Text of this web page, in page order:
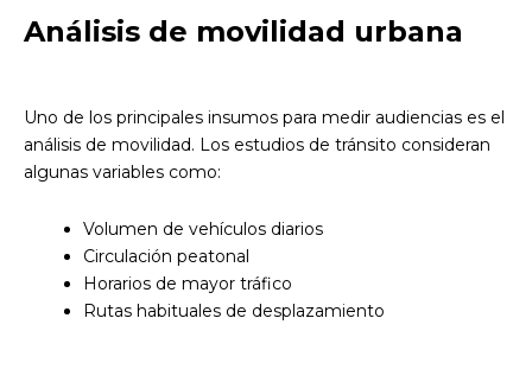
Análisis de movilidad urbana
Uno de los principales insumos para medir audiencias es el
análisis de movilidad. Los estudios de tránsito consideran
algunas variables como:
Volumen de vehículos diarios
Circulación peatonal
Horarios de mayor tráfico
Rutas habituales de desplazamiento